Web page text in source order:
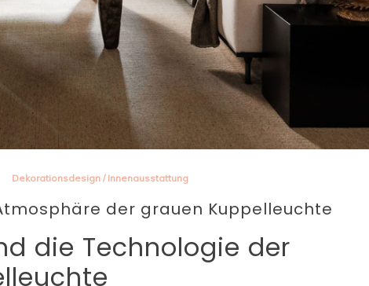
Dekorationsdesign / Innenausstattung
der grauen Kuppelleuchte
die Technologie der